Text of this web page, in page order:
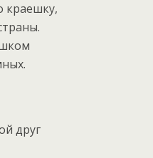
краешку,
друг